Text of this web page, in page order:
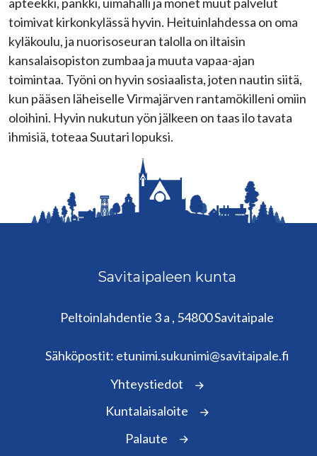
toimivat kirkonkylässä hyvin. Heituinlahdessa on oma
kyläkoulu, ja nuorisoseuran talolla on iltaisin
kansalaisopiston zumbaa ja muuta vapaa-ajan
toimintaa. Työni on hyvin sosiaalista, joten nautin siitä,
kun pääsen läheiselle Virmajärven rantamökilleni omiin
oloihini. Hyvin nukutun yön jälkeen on taas ilo tavata
ihmisiä, toteaa Suutari lopuksi.
Savitaipaleen kunta
Peltoinlahdentie 3 a , 54800 Savitaipale
Sähköpostit: etunimi.sukunimi@savitaipale.fi
Yhteystiedot
Kuntalaisaloite
Palaute